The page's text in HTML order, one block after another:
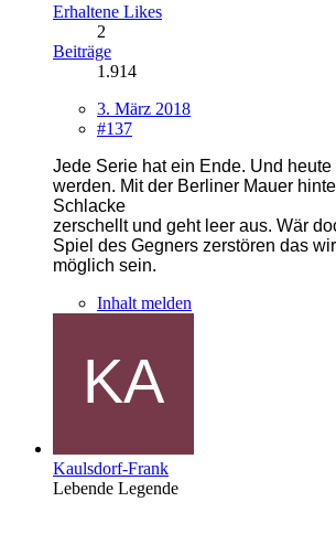
Erhaltene Likes
2
Beiträge
1.914
3. März 2018
#137
Jede Serie hat ein Ende. Und heute
werden. Mit der Berliner Mauer
Schlacke
zerschellt und geht leer aus. Wär
Spiel des Gegners zerstören das
möglich sein.
Inhalt melden
Kaulsdorf-Frank
Lebende Legende